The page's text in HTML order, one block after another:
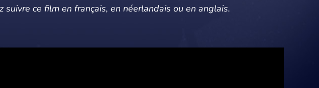
suivre ce film en français, en néerlandais ou en anglais.